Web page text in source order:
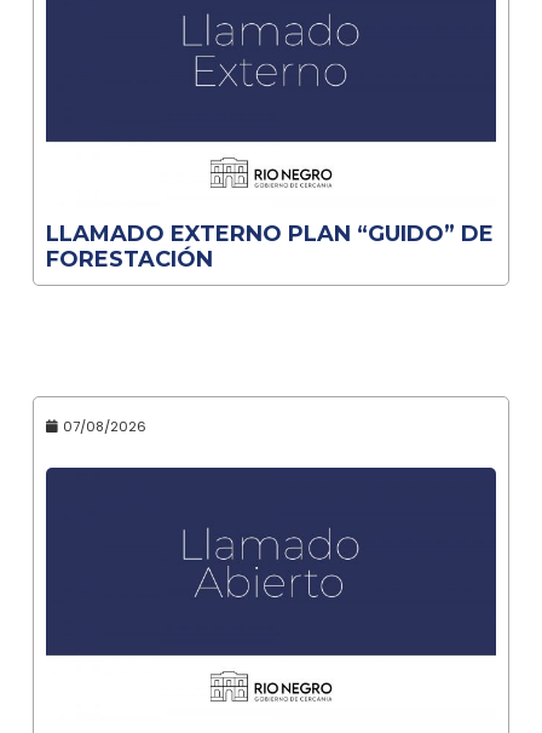
LLAMADO EXTERNO PLAN “GUIDO” DE
FORESTACIÓN
07/08/2026